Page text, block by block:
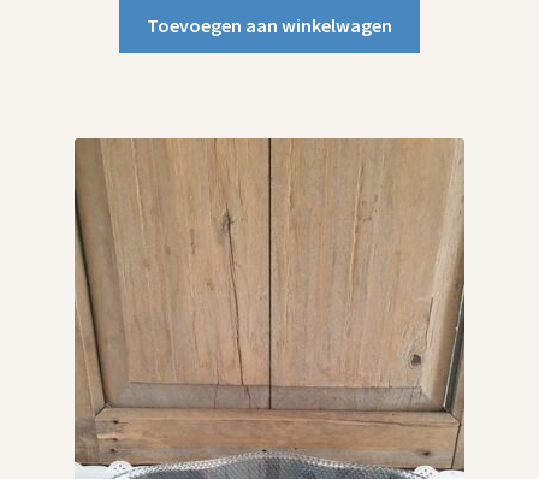
Toevoegen aan winkelwagen